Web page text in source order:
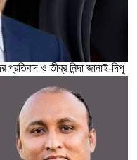
প্রতিবাদ ও তীব্র নিন্দা জানাই-দিপু